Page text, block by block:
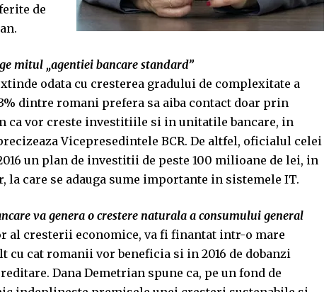
de
mitul „agentiei bancare standard”
odata cu cresterea gradului de complexitate a
dintre romani prefera sa aiba contact doar prin
ca vor creste investitiile si in unitatile bancare, in
Vicepresedintele BCR. De altfel, oficialul celei
un plan de investitii de peste 100 milioane de lei, in
care se adauga sume importante in sistemele IT.
va genera o crestere naturala a consumului general
al cresterii economice, va fi finantat intr-o mare
cu cat romanii vor beneficia si in 2016 de dobanzi
Dana Demetrian spune ca, pe un fond de